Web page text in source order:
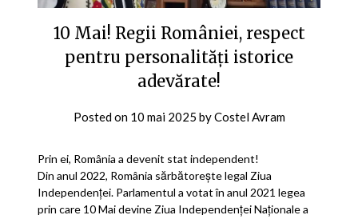
10 Mai! Regii României, respect
pentru personalități istorice
adevărate!
Posted on 10 mai 2025 byCostel Avram
Prin ei, România a devenit stat independent!
Din anul 2022, România sărbătorește legal Ziua
Independenței. Parlamentul a votat în anul 2021 legea
prin care 10 Mai devine Ziua Independenţei Naţionale a